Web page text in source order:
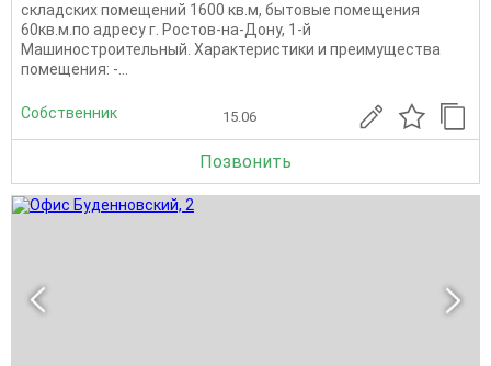
складских помещений 1600 кв.м, бытовые помещения
60кв.м.по адресу г. Ростов-на-Дону, 1-й
Машиностроительный. Характеристики и преимущества
помещения: -...
Собственник 15.06
Позвонить